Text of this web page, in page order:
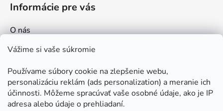
Vážime si vaše súkromie
Používame súbory cookie na zlepšenie webu,
personalizáciu reklám (ads personalization) a meranie ich
účinnosti. Môžeme spracúvať vaše osobné údaje, ako je IP
adresa alebo údaje o prehliadaní.
Informácie pre vás
O nás
Kontakt
Ako nakupovať
Obchodné podmienky
Ochrana osobných údajov